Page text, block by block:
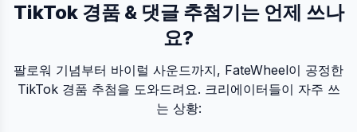
TikTok 경품 & 댓글 추첨기는 언제 쓰나
요?
팔로워 기념부터 바이럴 사운드까지, FateWheel이 공정한
TikTok 경품 추첨을 도와드려요. 크리에이터들이 자주 쓰
는 상황: